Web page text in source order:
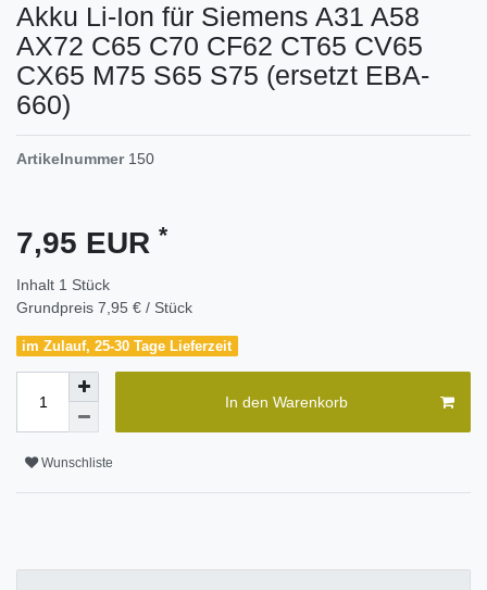
Akku Li-Ion für Siemens A31 A58
AX72 C65 C70 CF62 CT65 CV65
CX65 M75 S65 S75 (ersetzt EBA-
660)
Artikelnummer 150
7,95 EUR *
Inhalt 1 Stück
Grundpreis 7,95 € / Stück
im Zulauf, 25-30 Tage Lieferzeit
In den Warenkorb
Wunschliste